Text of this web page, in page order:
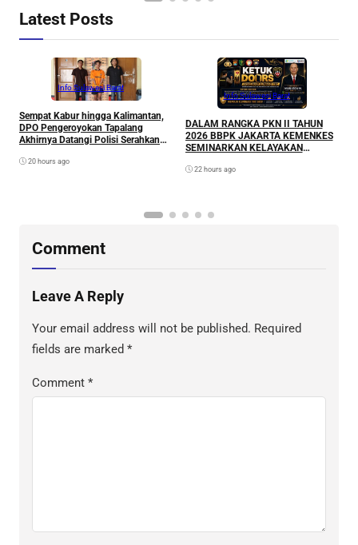
Latest Posts
Info Sulawesi Barat
Sempat Kabur hingga Kalimantan,
DPO Pengeroyokan Tapalang
Akhirnya Datangi Polisi Serahkan
20 hours ago
Info Sulawesi Barat
DALAM RANGKA PKN II TAHUN
2026 BBPK JAKARTA KEMENKES
SEMINARKAN KELAYAKAN
PERUBAHAN KETUK DOORS
22 hours ago
Comment
Leave A Reply
Your email address will not be published. Required
fields are marked *
Comment *